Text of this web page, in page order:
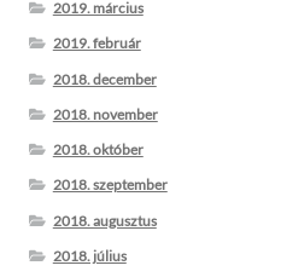
2019. március
2019. február
2018. december
2018. november
2018. október
2018. szeptember
2018. augusztus
2018. július